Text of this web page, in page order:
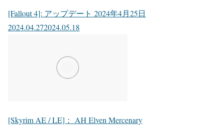
[Fallout 4]: アップデート 2024年4月25日
2024.04.272024.05.18
[Skyrim AE / LE]： AH Elven Mercenary